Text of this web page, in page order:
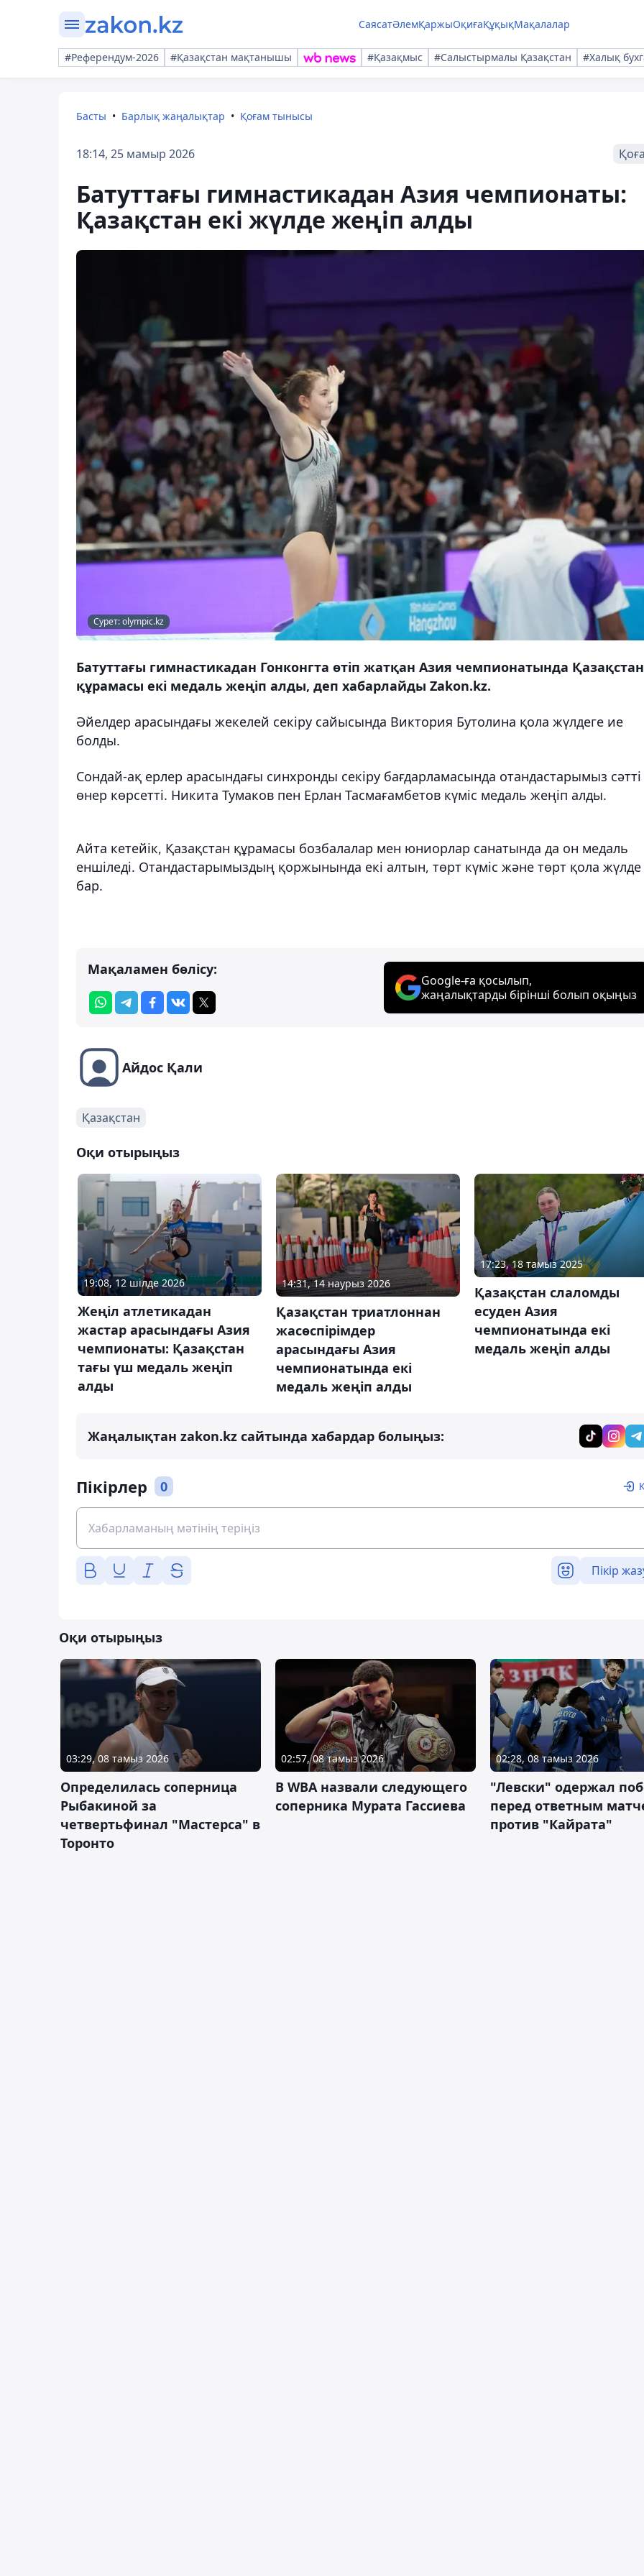
СаясатӘлемҚаржыОқиғаҚұқықМақалалар
#Референдум-2026 #Қазақстан мақтанышы #Қазақмыс #Салыстырмалы Қазақстан #Халық
Басты Барлық жаңалықтар Қоғам тынысы
18:14, 25 мамыр 2026
Батуттағы гимнастикадан Азия чемпионаты:
Қазақстан екі жүлде жеңіп алды
Сурет: olympic.kz
Батуттағы гимнастикадан Гонконгта өтіп жатқан Азия чемпионатында Қазақстан
құрамасы екі медаль жеңіп алды, деп хабарлайды Zakon.kz.
Әйелдер арасындағы жекелей секіру сайысында Виктория Бутолина қола жүлдеге ие
болды.
Сондай-ақ ерлер арасындағы синхронды секіру бағдарламасында отандастарымыз сәтті
өнер көрсетті. Никита Тумаков пен Ерлан Тасмағамбетов күміс медаль жеңіп алды.
Айта кетейік, Қазақстан құрамасы бозбалалар мен юниорлар санатында да он медаль
еншіледі. Отандастарымыздың қоржынында екі алтын, төрт күміс және төрт қола жүлде
бар.
Мақаламен бөлісу:
Google-ға қосылып,
жаңалықтарды бірінші болып оқыңыз
Айдос Қали
Қазақстан
Оқи отырыңыз
19:08, 12 шілде 2026
Жеңіл атлетикадан
жастар арасындағы Азия
чемпионаты: Қазақстан
тағы үш медаль жеңіп
алды
14:31, 14 наурыз 2026
Қазақстан триатлоннан
жасөспірімдер
арасындағы Азия
чемпионатында екі
медаль жеңіп алды
17:23, 18 тамыз 2025
Қазақстан слаломды
есуден Азия
чемпионатында екі
медаль жеңіп алды
Жаңалықтан zakon.kz сайтында хабардар болыңыз:
Пікірлер 0
Пікір
Оқи отырыңыз
03:29, 08 тамыз 2026
Определилась соперница
Рыбакиной за
четвертьфинал "Мастерса" в
Торонто
02:57, 08 тамыз 2026
В WBA назвали следующего
соперника Мурата Гассиева
02:28, 08 тамыз 2026
"Левски" одержал
перед ответным
против "Кайрата"